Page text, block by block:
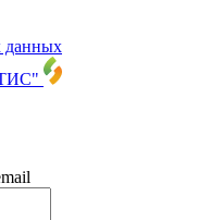
данных